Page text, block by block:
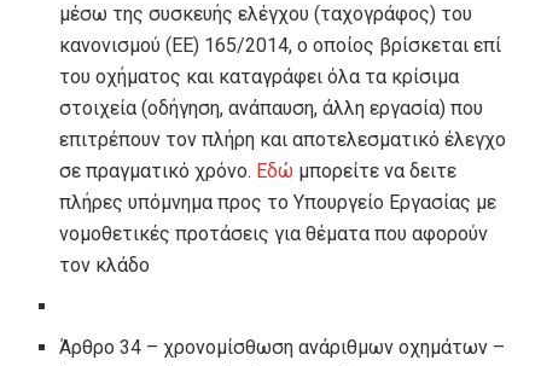
μέσω της συσκευής ελέγχου (ταχογράφος) του
κανονισμού (ΕΕ) 165/2014, ο οποίος βρίσκεται επί
του οχήματος και καταγράφει όλα τα κρίσιμα
στοιχεία (οδήγηση, ανάπαυση, άλλη εργασία) που
επιτρέπουν τον πλήρη και αποτελεσματικό έλεγχο
σε πραγματικό χρόνο. Εδώ μπορείτε να δειτε
πλήρες υπόμνημα προς το Υπουργείο Εργασίας με
νομοθετικές προτάσεις για θέματα που αφορούν
τον κλάδο
Άρθρο 34 – χρονομίσθωση ανάριθμων οχημάτων –